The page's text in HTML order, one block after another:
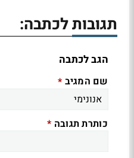
תגובות לכתבה:
הגב לכתבה
שם המגיב *
כותרת תגובה *